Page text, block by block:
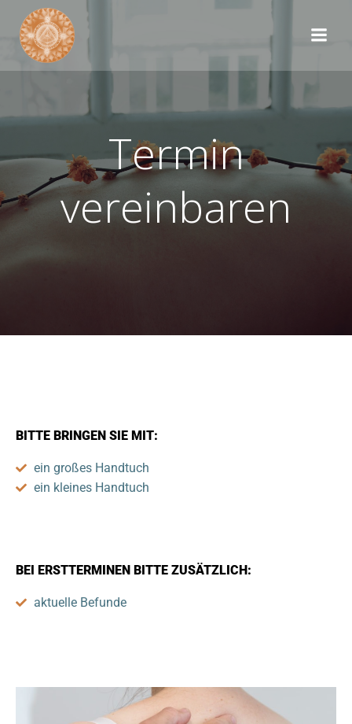
Termin
vereinbaren
BITTE BRINGEN SIE MIT:
ein großes Handtuch
ein kleines Handtuch
BEI ERSTTERMINEN BITTE ZUSÄTZLICH:
aktuelle Befunde